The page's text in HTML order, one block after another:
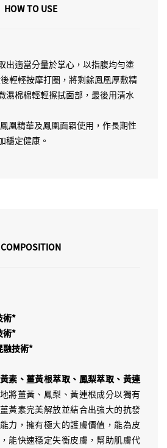
HOW TO USE
出適當分量於掌心，以指腹均勻塗
輕輕按摩打圈，將剩餘鳳凰厚敷精
濕棉棉輕輕擦拭面部，最後用清水
凰精華及鳳凰面霜使用，作長期性
穩定健康。
COMPOSITION
術*
術*
融技術*
素、薑黃根萃取、鳳梨萃取、黃連
將薑黃、鳳梨、黃連根成分以獨有
黃素完美解放並結合出強大的抗發
力，擁有極大的護膚價值，能為皮
能快速穩定失衡皮膚，幫助肌膚代